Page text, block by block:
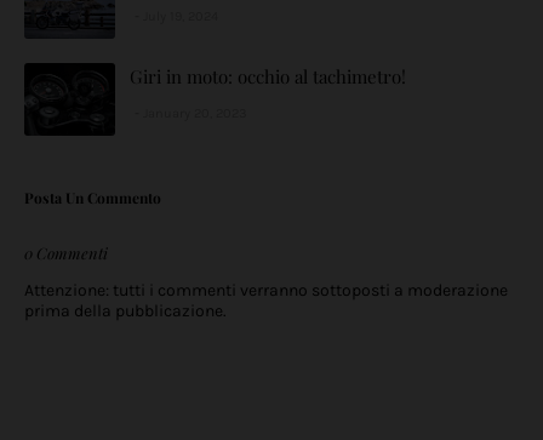
Giri in moto: occhio al tachimetro!
Posta Un Commento
0 Commenti
Attenzione: tutti i commenti verranno sottoposti a moderazione
prima della pubblicazione.